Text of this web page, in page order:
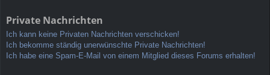
Private Nachrichten
Ich kann keine Privaten Nachrichten verschicken!
Ich bekomme ständig unerwünschte Private Nachrichten!
Ich habe eine Spam-E-Mail von einem Mitglied dieses Forums erhalten!